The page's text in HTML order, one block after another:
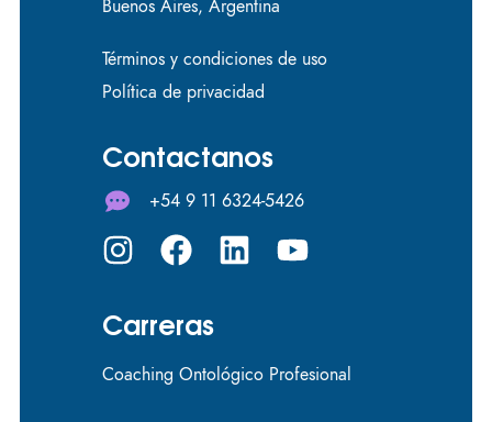
Buenos Aires, Argentina
Términos y condiciones de uso
Política de privacidad
Contactanos
+54 9 11 6324-5426
Carreras
Coaching Ontológico Profesional